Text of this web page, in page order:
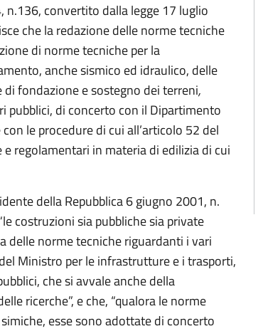
convertito dalla legge 17 luglio
che la redazione delle norme tecniche
di norme tecniche per la
anche sismico ed idraulico, delle
fondazione e sostegno dei terreni,
pubblici, di concerto con il Dipartimento
le procedure di cui all’articolo 52 del
regolamentari in materia di edilizia di cui
della Repubblica 6 giugno 2001, n.
costruzioni sia pubbliche sia private
delle norme tecniche riguardanti i vari
Ministro per le infrastrutture e i trasporti,
che si avvale anche della
ricerche”, e che, “qualora le norme
esse sono adottate di concerto